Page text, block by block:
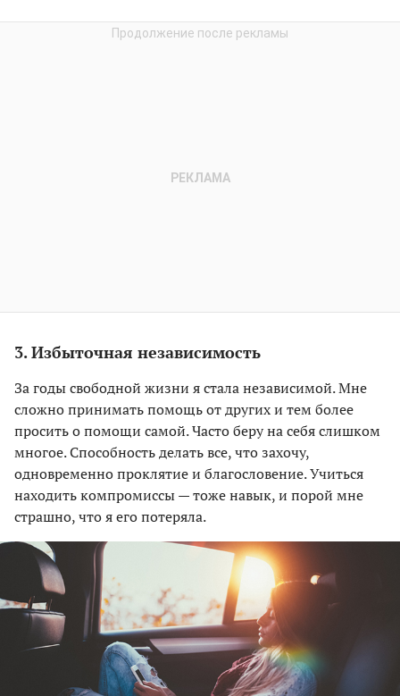
3. Избыточная независимость
За годы свободной жизни я стала независимой. Мне
сложно принимать помощь от других и тем более
просить о помощи самой. Часто беру на себя слишком
многое. Способность делать все, что захочу,
одновременно проклятие и благословение. Учиться
находить компромиссы — тоже навык, и порой мне
страшно, что я его потеряла.